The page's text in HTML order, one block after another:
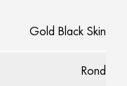
Gold Black Skin
Rond